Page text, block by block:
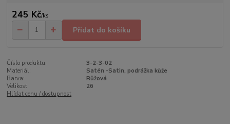
245 Kč/ks
Přidat do košíku
Číslo produktu:
3-2-3-02
Materiál:
Satén -Satin, podrážka kůže
Barva:
Růžová
Velikost:
26
Hlídat cenu / dostupnost